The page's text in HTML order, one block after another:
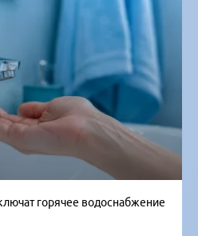
горячее водоснабжение